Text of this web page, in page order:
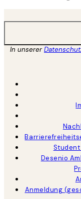
In unserer
Desenio
Anmeldung